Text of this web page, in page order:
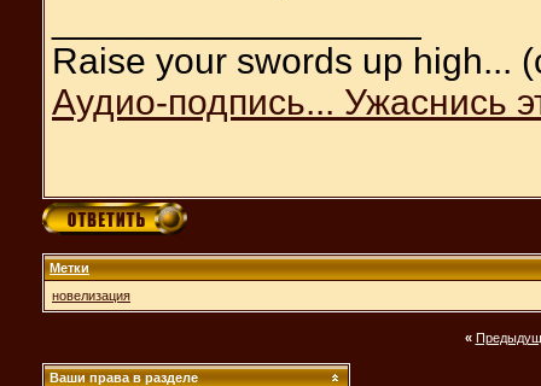
Raise your swords up high...
Аудио-подпись... Ужаснись
Метки
новелизация
«
Ваши права в разделе